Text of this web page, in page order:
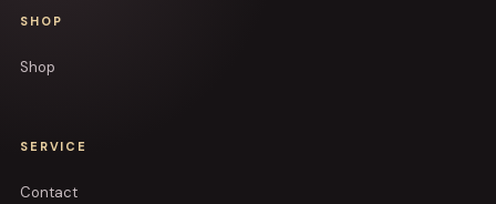
SHOP
Shop
SERVICE
Contact